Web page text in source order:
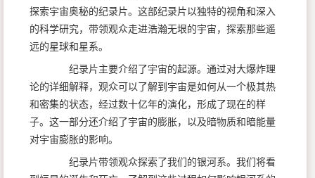
探索宇宙奥秘的纪录片。这部纪录片以独特的视角和深入
的科学研究，带领观众走进浩瀚无垠的宇宙，探索那些遥
远的星球和星系。
纪录片主要介绍了宇宙的起源。通过对大爆炸理
论的详细解释，观众可以了解到宇宙是如何从一个极其热
和密集的状态，经过数十亿年的演化，形成了现在的样
子。这一部分还介绍了宇宙的膨胀，以及暗物质和暗能量
对宇宙膨胀的影响。
纪录片带领观众探索了我们的银河系。我们将看